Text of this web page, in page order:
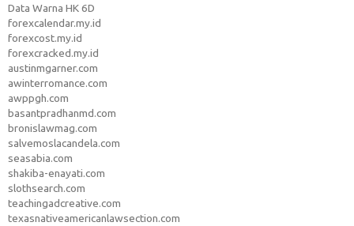
Data Warna HK 6D
forexcalendar.my.id
forexcost.my.id
forexcracked.my.id
austinmgarner.com
awinterromance.com
awppgh.com
basantpradhanmd.com
bronislawmag.com
salvemoslacandela.com
seasabia.com
shakiba-enayati.com
slothsearch.com
teachingadcreative.com
texasnativeamericanlawsection.com